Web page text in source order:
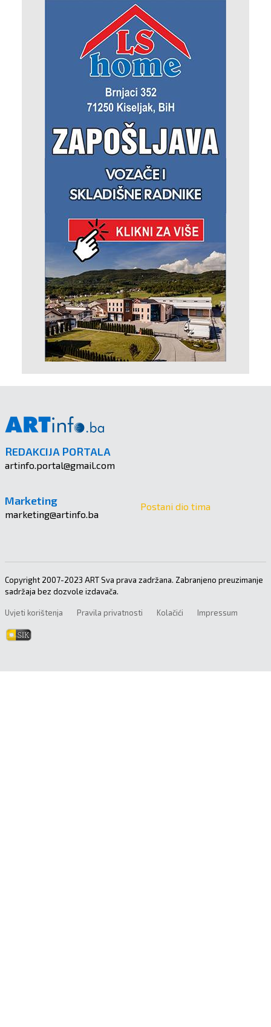
REDAKCIJA PORTALA
artinfo.portal@gmail.com
Marketing
marketing@artinfo.ba
Postani dio tima
Copyright 2007-2023 ART Sva prava zadržana. Zabranjeno preuzimanje
sadržaja bez dozvole izdavača.
Uvjeti korištenja Pravila privatnosti Kolačići Impressum